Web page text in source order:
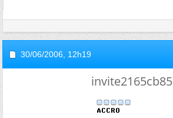
30/06/2006, 12h19
invite2165cb85